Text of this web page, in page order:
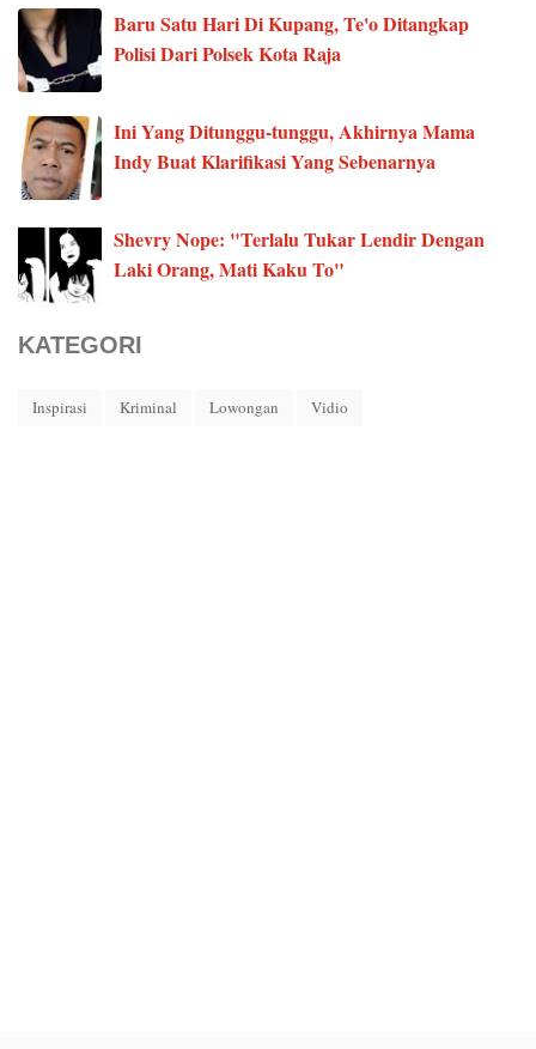
Baru Satu Hari Di Kupang, Te'o Ditangkap
Polisi Dari Polsek Kota Raja
Ini Yang Ditunggu-tunggu, Akhirnya Mama
Indy Buat Klarifikasi Yang Sebenarnya
Shevry Nope: "Terlalu Tukar Lendir Dengan
Laki Orang, Mati Kaku To"
KATEGORI
Inspirasi Kriminal Lowongan Vidio